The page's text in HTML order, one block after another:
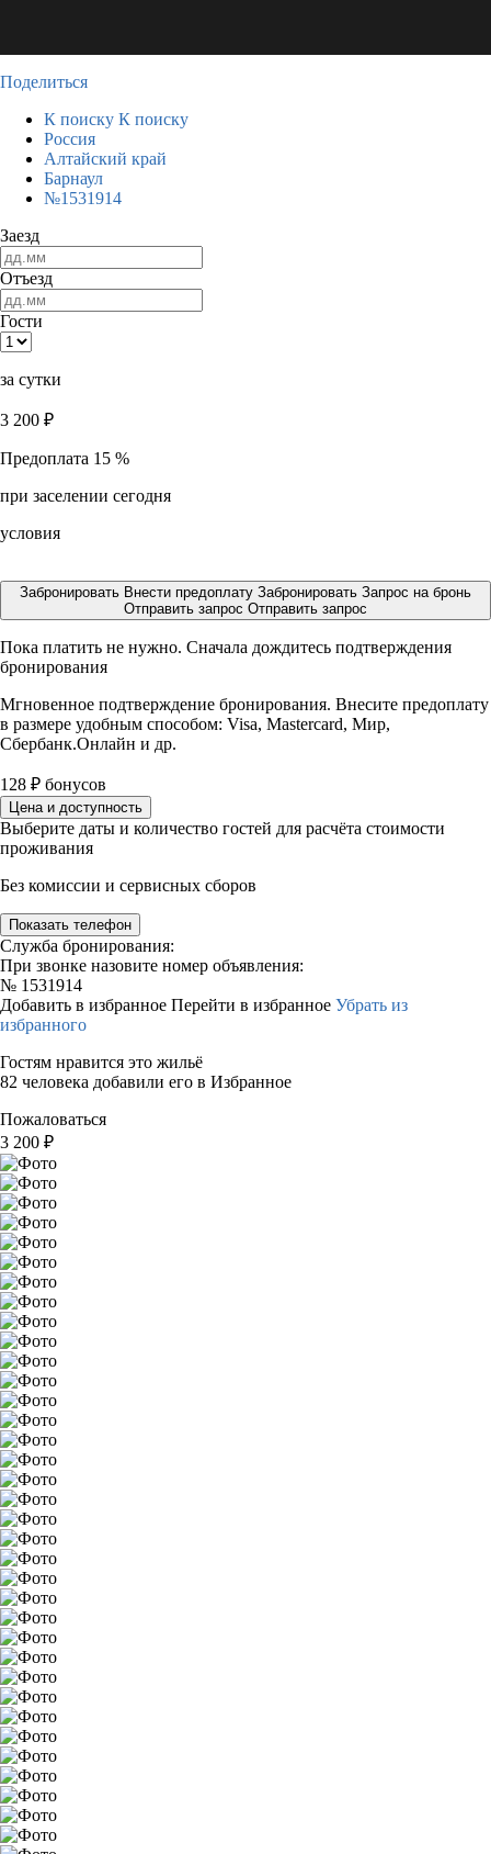
Поделиться
К поиску К поиску
Россия
Алтайский край
Барнаул
№1531914
Заезд
Отъезд
Гости
за сутки
3 200 ₽
Предоплата 15 %
при заселении сегодня
условия
Забронировать Внести предоплату Забронировать Запрос на бронь
Отправить запрос Отправить запрос
Пока платить не нужно. Сначала дождитесь подтверждения
бронирования
Мгновенное подтверждение бронирования. Внесите предоплату
в размере удобным способом: Visa, Mastercard, Мир,
Сбербанк.Онлайн и др.
128 ₽ бонусов
Цена и доступность
Выберите даты и количество гостей для расчёта стоимости
проживания
Без комиссии и сервисных сборов
Показать телефон
Служба бронирования:
При звонке назовите номер объявления:
№ 1531914
Добавить в избранное Перейти в избранное Убрать из
избранного
Гостям нравится это жильё
82 человека добавили его в Избранное
Пожаловаться
3 200 ₽